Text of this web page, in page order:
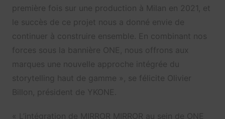
première fois sur une production à Milan en 2021, et
le succès de ce projet nous a donné envie de
continuer à construire ensemble. En combinant nos
forces sous la bannière ONE, nous offrons aux
marques une nouvelle approche intégrée du
storytelling haut de gamme », se félicite Olivier
Billon, président de YKONE.
« L’intégration de MIRROR MIRROR au sein de ONE